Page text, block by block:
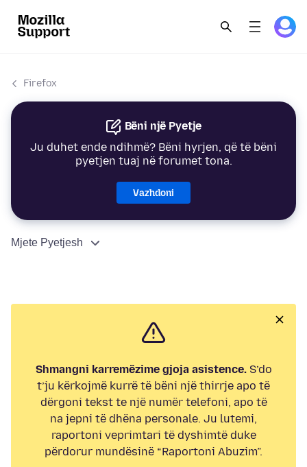
Firefox
Bëni një Pyetje
Ju duhet ende ndihmë? Bëni hyrjen, që të bëni
pyetjen tuaj në forumet tona.
Vazhdoni
Mjete Pyetjesh
Shmangni karremëzime gjoja asistence.S’do
t’ju kërkojmë kurrë të bëni një thirrje apo të
dërgoni tekst te një numër telefoni, apo të
na jepni të dhëna personale. Ju lutemi,
raportoni veprimtari të dyshimtë duke
përdorur mundësinë “Raportoni Abuzim”.